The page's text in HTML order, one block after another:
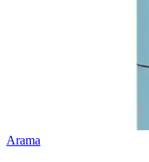
Arama